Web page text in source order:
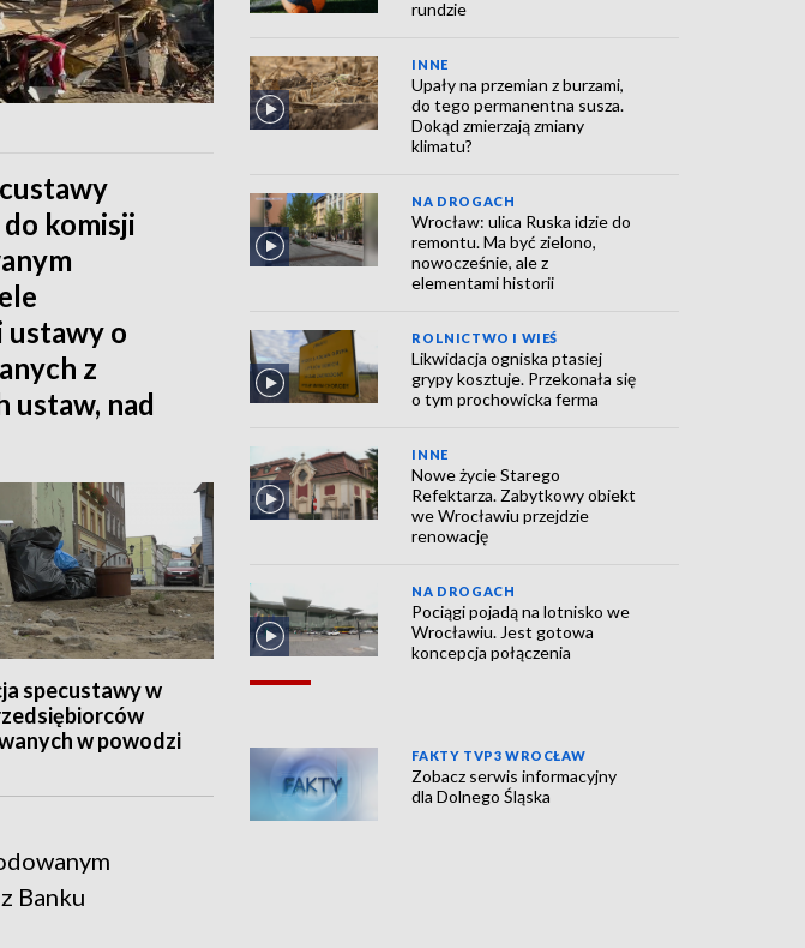
komisji
ustawy o
z
ustaw, nad
specustawy w
w powodzi
Banku
rundzie
INNE
Upały na przemian z burzami,
do tego permanentna susza.
Dokąd zmierzają zmiany
klimatu?
NA DROGACH
Wrocław: ulica Ruska idzie do
remontu. Ma być zielono,
nowocześnie, ale z
elementami historii
ROLNICTWO I WIEŚ
Likwidacja ogniska ptasiej
grypy kosztuje. Przekonała się
o tym prochowicka ferma
INNE
Nowe życie Starego
Refektarza. Zabytkowy obiekt
we Wrocławiu przejdzie
renowację
NA DROGACH
Pociągi pojadą na lotnisko we
Wrocławiu. Jest gotowa
koncepcja połączenia
FAKTY TVP3 WROCŁAW
Zobacz serwis informacyjny
dla Dolnego Śląska